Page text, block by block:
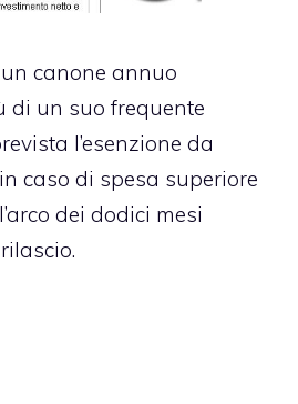
canone annuo
di un suo frequente
l’esenzione da
caso di spesa superiore
dei dodici mesi